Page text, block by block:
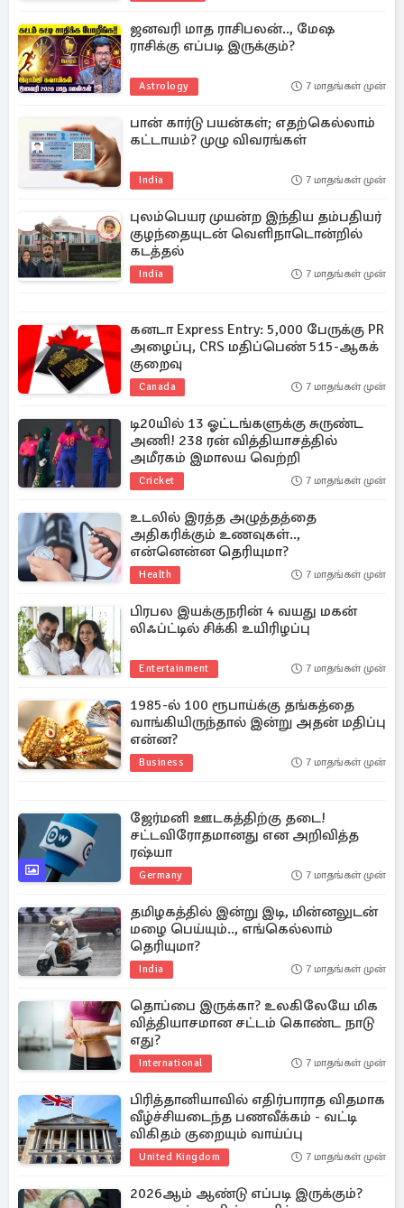
ஜனவரி மாத ராசிபலன்.., மேஷ
ராசிக்கு எப்படி இருக்கும்?
Astrology 7 மாதங்கள் முன்
பான் கார்டு பயன்கள்; எதற்கெல்லாம்
கட்டாயம்? முழு விவரங்கள்
India 7 மாதங்கள் முன்
புலம்பெயர முயன்ற இந்திய தம்பதியர்
குழந்தையுடன் வெளிநாடொன்றில்
கடத்தல்
India 7 மாதங்கள் முன்
கனடா Express Entry: 5,000 பேருக்கு PR
அழைப்பு, CRS மதிப்பெண் 515-ஆகக்
குறைவு
Canada 7 மாதங்கள் முன்
டி20யில் 13 ஓட்டங்களுக்கு சுருண்ட
அணி! 238 ரன் வித்தியாசத்தில்
அமீரகம் இமாலய வெற்றி
Cricket 7 மாதங்கள் முன்
உடலில் இரத்த அழுத்தத்தை
அதிகரிக்கும் உணவுகள்..,
என்னென்ன தெரியுமா?
Health 7 மாதங்கள் முன்
பிரபல இயக்குநரின் 4 வயது மகன்
லிஃப்ட்டில் சிக்கி உயிரிழப்பு
Entertainment 7 மாதங்கள் முன்
1985-ல் 100 ரூபாய்க்கு தங்கத்தை
வாங்கியிருந்தால் இன்று அதன் மதிப்பு
என்ன?
Business 7 மாதங்கள் முன்
ஜேர்மனி ஊடகத்திற்கு தடை!
சட்டவிரோதமானது என அறிவித்த
ரஷ்யா
Germany 7 மாதங்கள் முன்
தமிழகத்தில் இன்று இடி, மின்னலுடன்
மழை பெய்யும்.., எங்கெல்லாம்
தெரியுமா?
India 7 மாதங்கள் முன்
தொப்பை இருக்கா? உலகிலேயே மிக
வித்தியாசமான சட்டம் கொண்ட நாடு
எது?
International 7 மாதங்கள் முன்
பிரித்தானியாவில் எதிர்பாராத விதமாக
வீழ்ச்சியடைந்த பணவீக்கம் - வட்டி
விகிதம் குறையும் வாய்ப்பு
United Kingdom 7 மாதங்கள் முன்
2026ஆம் ஆண்டு எப்படி இருக்கும்?